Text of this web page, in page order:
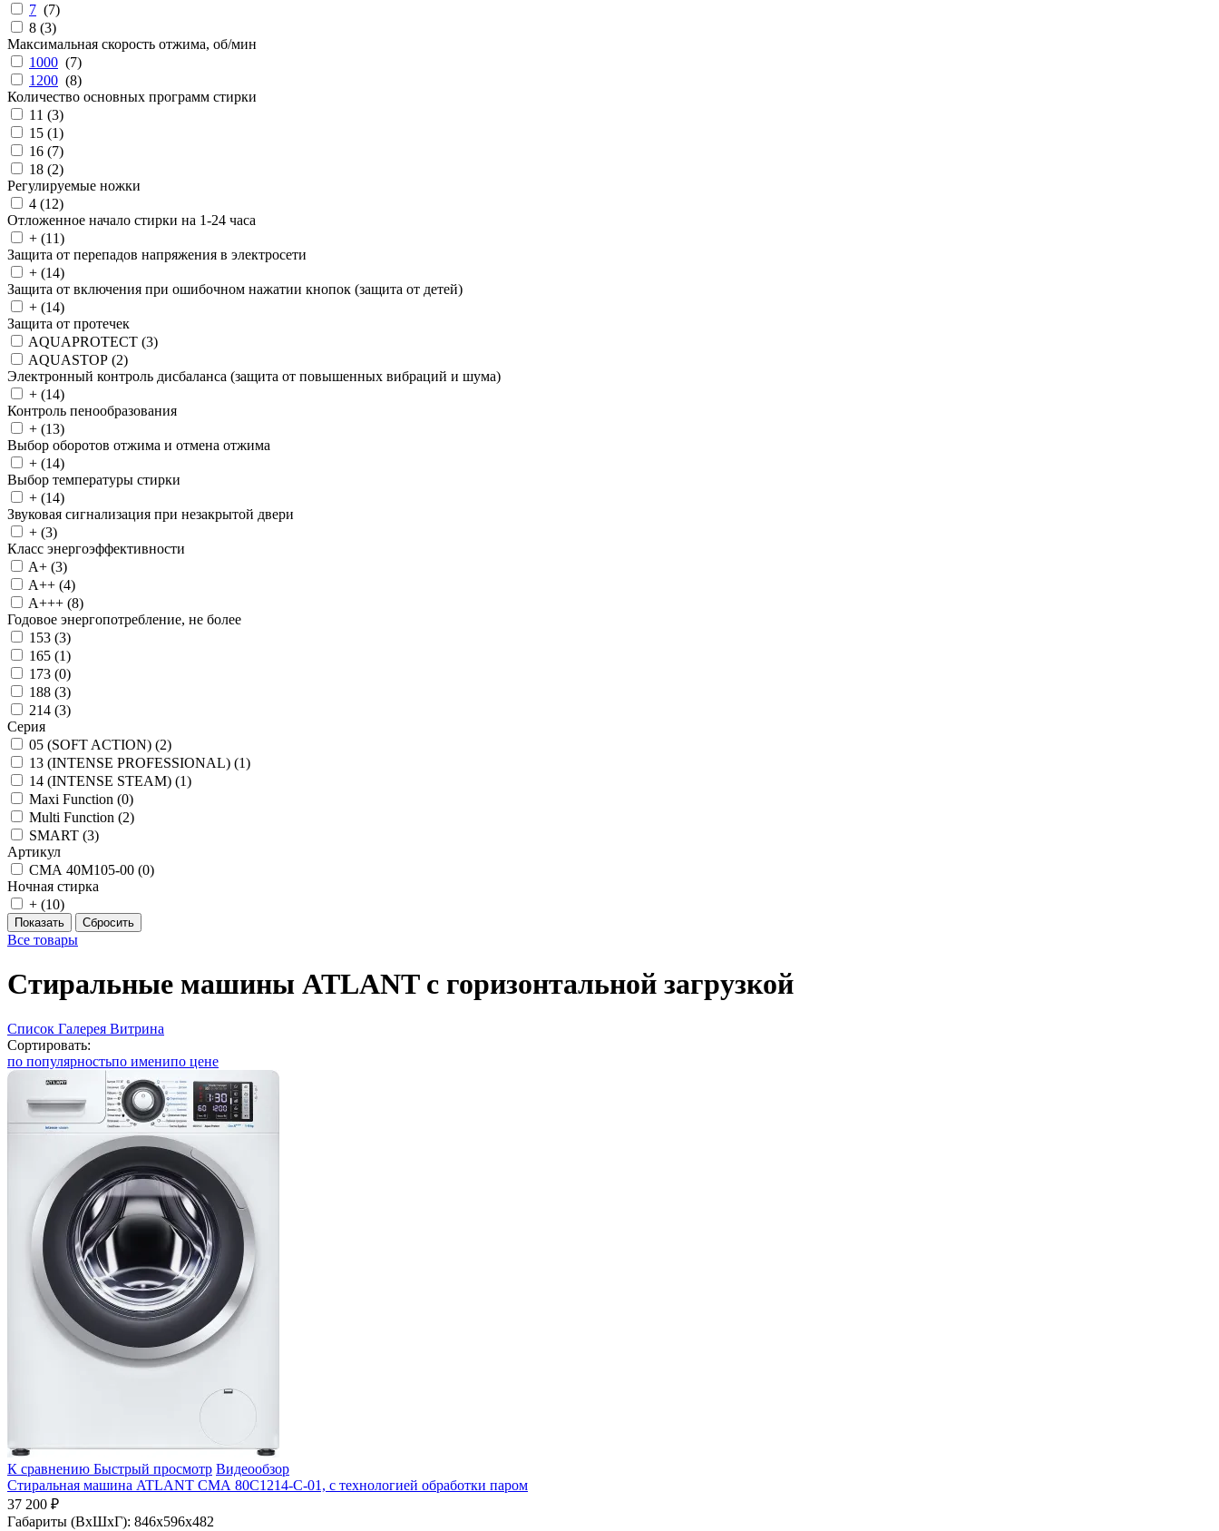
7 (7)
8 (3)
Максимальная скорость отжима, об/мин
1000 (7)
1200 (8)
Количество основных программ стирки
11 (3)
15 (1)
16 (7)
18 (2)
Регулируемые ножки
4 (12)
Отложенное начало стирки на 1-24 часа
+ (11)
Защита от перепадов напряжения в электросети
+ (14)
Защита от включения при ошибочном нажатии кнопок (защита от детей)
+ (14)
Защита от протечек
AQUAPROTECT (3)
AQUASTOP (2)
Электронный контроль дисбаланса (защита от повышенных вибраций и шума)
+ (14)
Контроль пенообразования
+ (13)
Выбор оборотов отжима и отмена отжима
+ (14)
Выбор температуры стирки
+ (14)
Звуковая сигнализация при незакрытой двери
+ (3)
Класс энергоэффективности
A+ (3)
A++ (4)
A+++ (8)
Годовое энергопотребление, не более
153 (3)
165 (1)
173 (0)
188 (3)
214 (3)
Серия
05 (SOFT ACTION) (2)
13 (INTENSE PROFESSIONAL) (1)
14 (INTENSE STEAM) (1)
Maxi Function (0)
Multi Function (2)
SMART (3)
Артикул
СМА 40М105-00 (0)
Ночная стирка
+ (10)
Все товары
Стиральные машины ATLANT с горизонтальной загрузкой
Список Галерея Витрина
Сортировать:
по популярностьпо именипо цене
К сравнению Быстрый просмотр Видеообзор
Стиральная машина ATLANT СМА 80С1214-С-01, с технологией обработки паром
37 200 ₽
Габариты (ВхШхГ): 846x596x482